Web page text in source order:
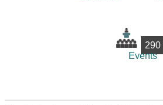
290
Events